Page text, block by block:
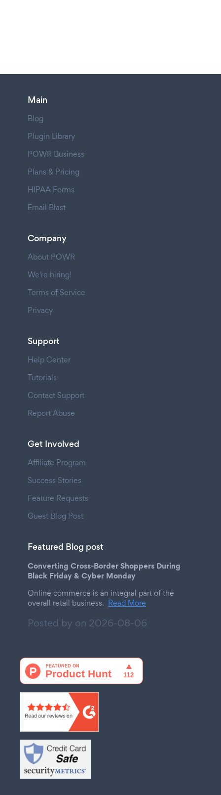
Main
Blog
Plugin Library
POWR Business
Plans & Pricing
HIPAA Forms
Email Blast
Company
About POWR
We're hiring!
Terms of Service
Privacy
Support
Help Center
Tutorials
Contact Support
Report Abuse
Get Involved
Affiliate Program
Success Stories
Feature Requests
Guest Blog Post
Featured Blog post
Converting Cross-Border Shoppers During
Black Friday & Cyber Monday
Online commerce is an integral part of the
overall retail business. Read More
Posted by on 2026-08-06